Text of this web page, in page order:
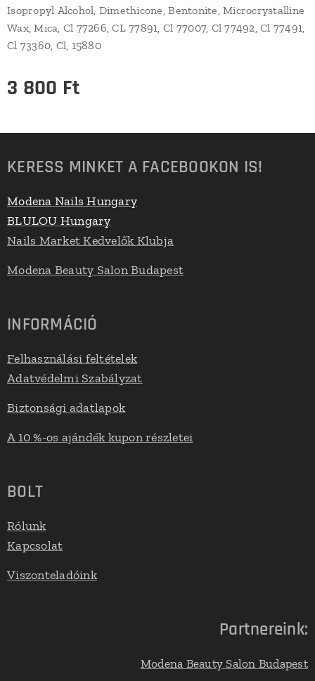
Isopropyl Alcohol, Dimethicone, Bentonite, Microcrystalline
Wax, Mica, Cl 77266, CL 77891, Cl 77007, Cl 77492, Cl 77491,
Cl 73360, Cl, 15880
3 800 Ft
KERESS MINKET A FACEBOOKON IS!
Modena Nails Hungary
BLULOU Hungary
Nails Market Kedvelők Klubja
Modena Beauty Salon Budapest
INFORMÁCIÓ
Felhasználási feltételek
Adatvédelmi Szabályzat
Biztonsági adatlapok
A 10 %-os ajándék kupon részletei
BOLT
Rólunk
Kapcsolat
Viszonteladóink
Partnereink:
Modena Beauty Salon Budapest